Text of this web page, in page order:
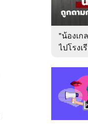
"น้องเก
ไปโรง